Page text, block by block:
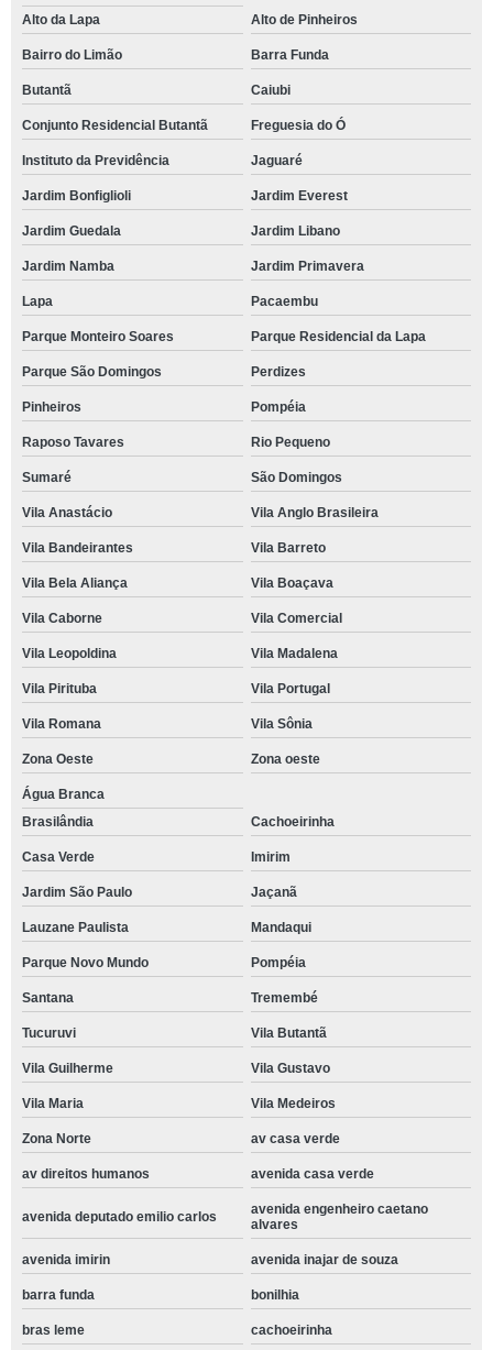
Alto da Lapa
Alto de Pinheiros
Bairro do Limão Barra Funda
Butantã Caiubi
Conjunto Residencial Butantã Freguesia do Ó
Instituto da Previdência Jaguaré
Jardim Bonfiglioli Jardim Everest
Jardim Guedala Jardim Libano
Jardim Namba Jardim Primavera
Lapa Pacaembu
Parque Monteiro Soares Parque Residencial da Lapa
Parque São Domingos Perdizes
Pinheiros Pompéia
Raposo Tavares Rio Pequeno
Sumaré São Domingos
Vila Anastácio Vila Anglo Brasileira
Vila Bandeirantes Vila Barreto
Vila Bela Aliança Vila Boaçava
Vila Caborne Vila Comercial
Vila Leopoldina Vila Madalena
Vila Pirituba Vila Portugal
Vila Romana Vila Sônia
Zona Oeste Zona oeste
Água Branca
Brasilândia
Cachoeirinha
Casa Verde Imirim
Jardim São Paulo Jaçanã
Lauzane Paulista Mandaqui
Parque Novo Mundo Pompéia
Santana Tremembé
Tucuruvi Vila Butantã
Vila Guilherme Vila Gustavo
Vila Maria Vila Medeiros
Zona Norte av casa verde
av direitos humanos avenida casa verde
avenida deputado emilio carlos
avenida engenheiro caetano
alvares
avenida imirin avenida inajar de souza
barra funda bonilhia
bras leme cachoeirinha